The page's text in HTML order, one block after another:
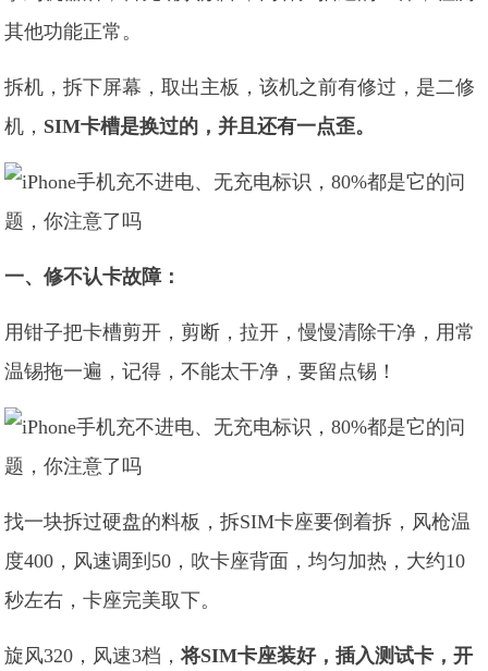
其他功能正常。
拆机，拆下屏幕，取出主板，该机之前有修过，是二修
机， SIM卡槽是换过的，并且还有一点歪。
一、修不认卡故障：
用钳子把卡槽剪开，剪断，拉开，慢慢清除干净，用常
温锡拖一遍，记得，不能太干净，要留点锡！
找一块拆过硬盘的料板，拆SIM卡座要倒着拆，风枪温
度400，风速调到50，吹卡座背面，均匀加热，大约10
秒左右，卡座完美取下。
旋风320，风速3档，将SIM卡座装好，插入测试卡，开